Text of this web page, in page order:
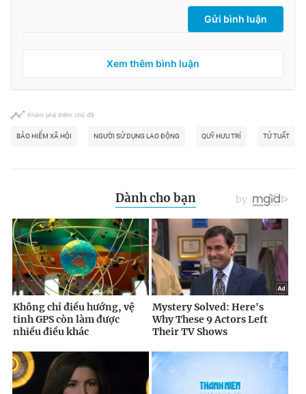
Gửi bình luận
Xem thêm bình luận
Khám phá thêm chủ đề
BẢO HIỂM XÃ HỘI NGƯỜI SỬ DỤNG LAO ĐỘNG QUỸ HƯU TRÍ TỬ TUẤT